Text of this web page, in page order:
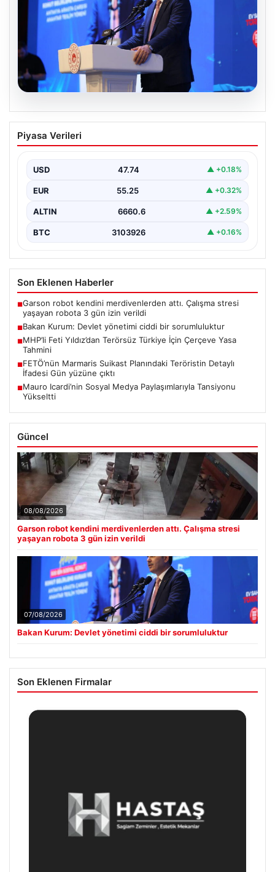
Bakan Kurum: Devlet yönetimi ciddi bir
sorumluluktur
Kurum, Hatay'da düzenlenen sosyal konut projesi ve…
Piyasa Verileri
USD 47.74 ▲ +0.18%
EUR 55.25 ▲ +0.32%
ALTIN 6660.6 ▲ +2.59%
BTC 3103926 ▲ +0.16%
Son Eklenen Haberler
■Garson robot kendini merdivenlerden attı. Çalışma stresi
yaşayan robota 3 gün izin verildi
■Bakan Kurum: Devlet yönetimi ciddi bir sorumluluktur
■MHP’li Feti Yıldız’dan Terörsüz Türkiye İçin Çerçeve Yasa
Tahmini
■FETÖ’nün Marmaris Suikast Planındaki Teröristin Detaylı
İfadesi Gün yüzüne çıktı
■Mauro Icardi’nin Sosyal Medya Paylaşımlarıyla Tansiyonu
Yükseltti
Güncel
08/08/2026
Garson robot kendini merdivenlerden attı. Çalışma stresi
yaşayan robota 3 gün izin verildi
07/08/2026
Bakan Kurum: Devlet yönetimi ciddi bir sorumluluktur
Son Eklenen Firmalar